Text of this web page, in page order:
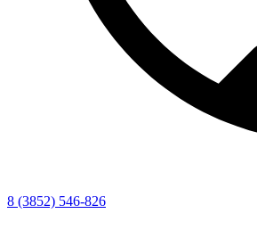
8 (3852) 546-826